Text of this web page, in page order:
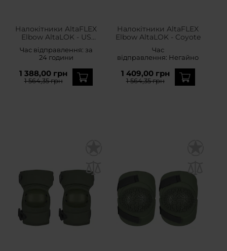
Налокітники AltaFLEX
Elbow AltaLOK - US
Woodland
Час відправлення: за
24 години
1 388,00 грн
1 564,35 грн
Налокітники AltaFLEX
Elbow AltaLOK - Coyote
Час
відправлення: Негайно
1 409,00 грн
1 564,35 грн